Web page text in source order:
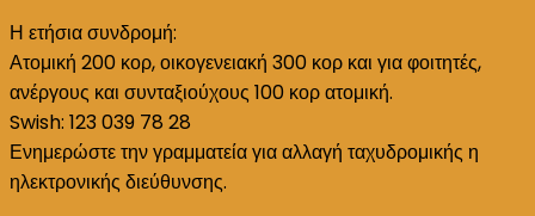
Η ετήσια συνδρομή:
Ατομική 200 κορ, οικογενειακή 300 κορ και για φοιτητές,
ανέργους και συνταξιούχους 100 κορ ατομική.
Swish: 123 039 78 28
Ενημερώστε την γραμματεία για αλλαγή ταχυδρομικής η
ηλεκτρονικής διεύθυνσης.